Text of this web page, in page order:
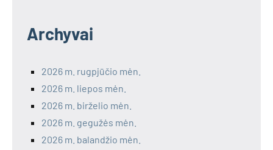
Archyvai
2026 m. rugpjūčio mėn.
2026 m. liepos mėn.
2026 m. birželio mėn.
2026 m. gegužės mėn.
2026 m. balandžio mėn.